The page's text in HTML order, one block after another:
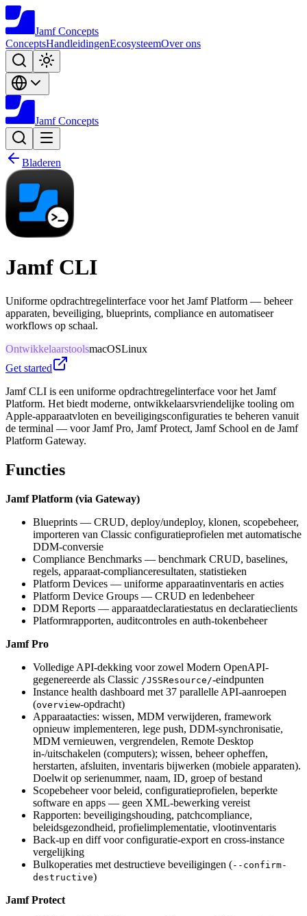
Jamf Concepts
ConceptsHandleidingenEcosysteemOver ons
Jamf Concepts
Bladeren
Jamf CLI
Uniforme opdrachtregelinterface voor het Jamf Platform — beheer
apparaten, beveiliging, blueprints, compliance en automatiseer
workflows op schaal.
OntwikkelaarstoolsmacOSLinux
Get started
Jamf CLI is een uniforme opdrachtregelinterface voor het Jamf
Platform. Het biedt moderne, ontwikkelaarsvriendelijke tooling om
Apple-apparaatvloten en beveiligingsconfiguraties te beheren vanuit
de terminal — voor Jamf Pro, Jamf Protect, Jamf School en de Jamf
Platform Gateway.
Functies
Jamf Platform (via Gateway)
Blueprints — CRUD, deploy/undeploy, klonen, scopebeheer,
importeren van Classic configuratieprofielen met automatische
DDM-conversie
Compliance Benchmarks — benchmark CRUD, baselines,
regels, apparaat-complianceresultaten, statistieken
Platform Devices — uniforme apparaatinventaris en acties
Platform Device Groups — CRUD en ledenbeheer
DDM Reports — apparaatdeclaratiestatus en declaratieclients
Platformrapporten, auditcontroles en auth-tokenbeheer
Jamf Pro
Volledige API-dekking voor zowel Modern OpenAPI-
gegenereerde als Classic /JSSResource/-eindpunten
Instance health dashboard met 37 parallelle API-aanroepen
(overview-opdracht)
Apparaatacties: wissen, MDM verwijderen, framework
opnieuw implementeren, lege push, DDM-synchronisatie,
MDM vernieuwen, vergrendelen, Remote Desktop
in-/uitschakelen (computers); wissen, beheer opheffen,
herstarten, afsluiten, inventaris bijwerken (mobiele apparaten).
Doelwit op serienummer, naam, ID, groep of bestand
Scopebeheer voor beleid, configuratieprofielen, beperkte
software en apps — geen XML-bewerking vereist
Rapporten: beveiligingshouding, patchcompliance,
beleidsgezondheid, profielimplementatie, vlootinventaris
Back-up en diff voor configuratie-export en cross-instance
vergelijking
Bulkoperaties met destructieve beveiligingen (--confirm-
destructive)
Jamf Protect